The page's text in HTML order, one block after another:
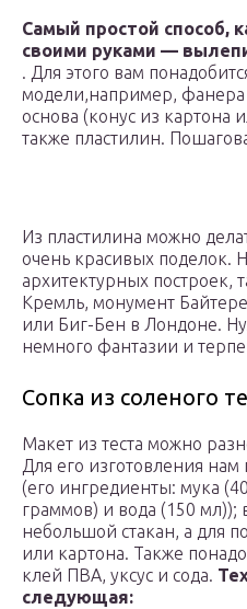
Самый простой способ,
своими руками —
. Для этого вам
модели,например,
основа (конус из картона
также пластилин.
Из пластилина можно
очень красивых поделок.
архитектурных построек,
Кремль, монумент
или Биг-Бен в Лондоне.
немного фантазии и
Сопка из соленого
Макет из теста можно
Для его изготовления нам
(его ингредиенты: мука
граммов) и вода (150 мл));
небольшой стакан, а для
или картона. Также
клей ПВА, уксус и сода.
следующая: